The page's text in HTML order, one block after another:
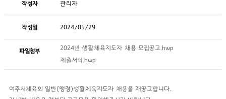
작성자 관리자
작성일 2024/05/29
파일첨부
2024년 생활체육지도자 채용 모집공고.hwp
제출서식.hwp
여주시체육회 일반(행정)생활체육지도자 채용을 재공고합니다.